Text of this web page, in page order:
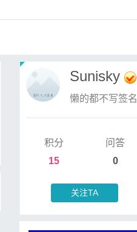
Sunisky
懒的都不写签名
积分
15
问答
0
关注TA